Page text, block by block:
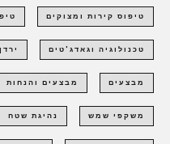
טיפוס קירות ומצוקים
טכנולוגיה וגאדג'טים ירדן
מבצעים מבצעים והנחות
משקפי שמש נהיגת שטח